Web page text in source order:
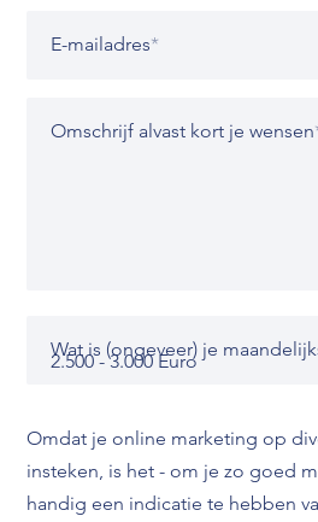
E-mailadres*
Omschrijf alvast kort je wensen
Wat is (ongeveer) je
Omdat je online marketing op
insteken, is het - om je zo goed
handig een indicatie te hebben